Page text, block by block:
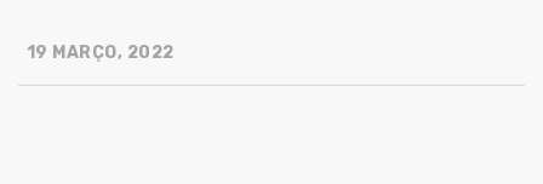
19 MARÇO, 2022